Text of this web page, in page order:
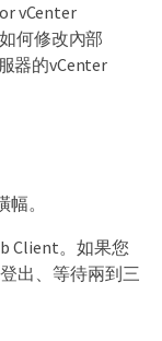
vCenter
何修改內部
器的vCenter
。
Client。如果您
出、等待兩到三